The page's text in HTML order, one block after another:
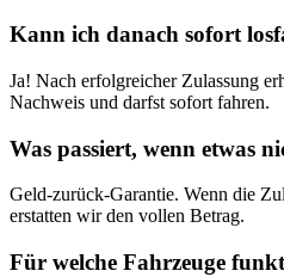
Kann ich danach sofort
Ja! Nach erfolgreicher Zulassung
Nachweis und darfst sofort fahren.
Was passiert, wenn etwas
Geld-zurück-Garantie. Wenn die
erstatten wir den vollen Betrag.
Für welche Fahrzeuge